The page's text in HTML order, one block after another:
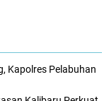
Kapolres Pelabuhan